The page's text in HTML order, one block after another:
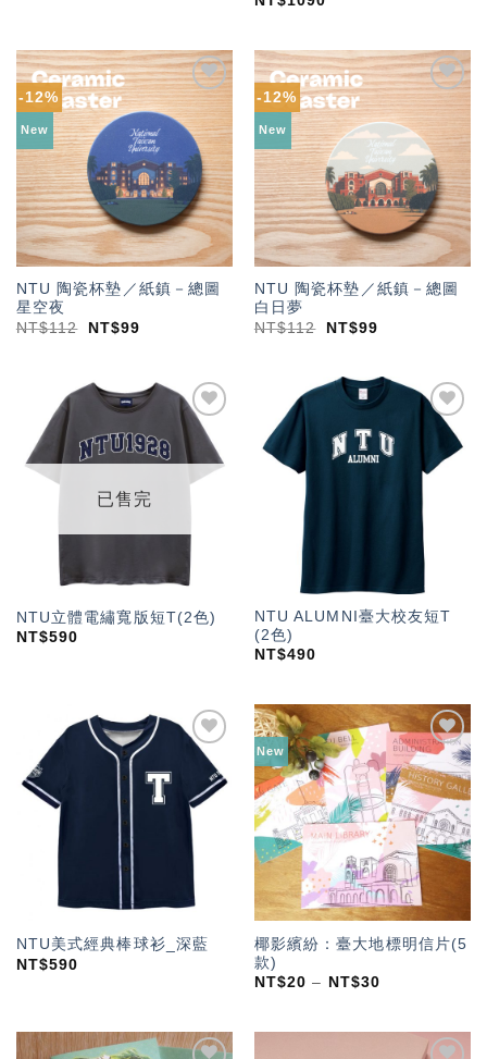
-12%
New
加入
「願
望輕
單」
NTU 陶瓷杯墊／紙鎮－總圖
星空夜
NT$112 NT$99
-12%
New
加入
「願
望輕
單」
NTU 陶瓷杯墊／紙鎮－總圖
白日夢
NT$112 NT$99
加入
「願
望輕
單」
已售完
NTU立體電繡寬版短T(2色)
NT$590
加入
「願
望輕
NTU ALUMNI臺大校友短T
(2色)
NT$490
加入
「願
望輕
單」
NTU美式經典棒球衫_深藍
NT$590
New
加入
「願
望輕
單」
椰影繽紛：臺大地標明信片(5
款)
NT$20 – NT$30